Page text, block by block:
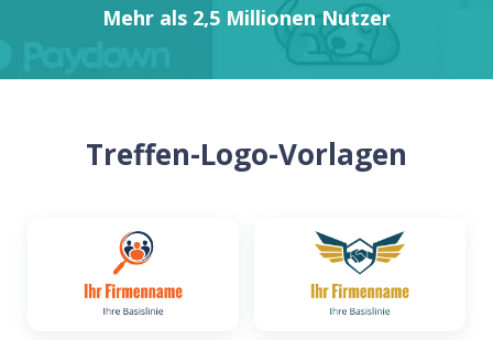
Mehr als 2,5 Millionen Nutzer
Treffen-Logo-Vorlagen